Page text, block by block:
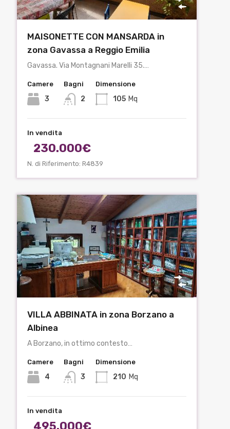
MAISONETTE CON MANSARDA in
zona Gavassa a Reggio Emilia
Gavassa. Via Montagnani Marelli 35.…
Camere
3
Bagni
2
Dimensione
105 Mq
In vendita
230.000€
N. di Riferimento: R4839
VILLA ABBINATA in zona Borzano a
Albinea
A Borzano, in ottimo contesto…
Camere
4
Bagni
3
Dimensione
210 Mq
In vendita